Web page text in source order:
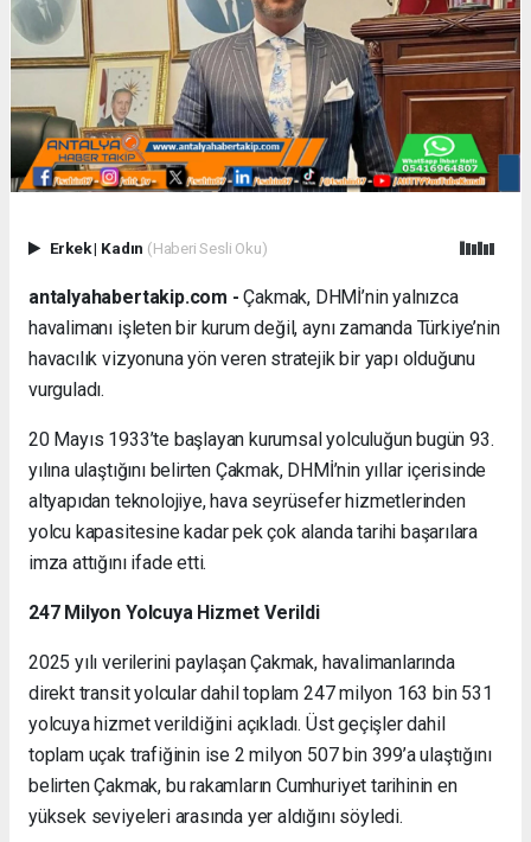
Erkek| Kadın (Haberi Sesli Oku)
antalyahabertakip.com - Çakmak, DHMİ’nin yalnızca
havalimanı işleten bir kurum değil, aynı zamanda Türkiye’nin
havacılık vizyonuna yön veren stratejik bir yapı olduğunu
vurguladı.
20 Mayıs 1933’te başlayan kurumsal yolculuğun bugün 93.
yılına ulaştığını belirten Çakmak, DHMİ’nin yıllar içerisinde
altyapıdan teknolojiye, hava seyrüsefer hizmetlerinden
yolcu kapasitesine kadar pek çok alanda tarihi başarılara
imza attığını ifade etti.
247 Milyon Yolcuya Hizmet Verildi
2025 yılı verilerini paylaşan Çakmak, havalimanlarında
direkt transit yolcular dahil toplam 247 milyon 163 bin 531
yolcuya hizmet verildiğini açıkladı. Üst geçişler dahil
toplam uçak trafiğinin ise 2 milyon 507 bin 399’a ulaştığını
belirten Çakmak, bu rakamların Cumhuriyet tarihinin en
yüksek seviyeleri arasında yer aldığını söyledi.